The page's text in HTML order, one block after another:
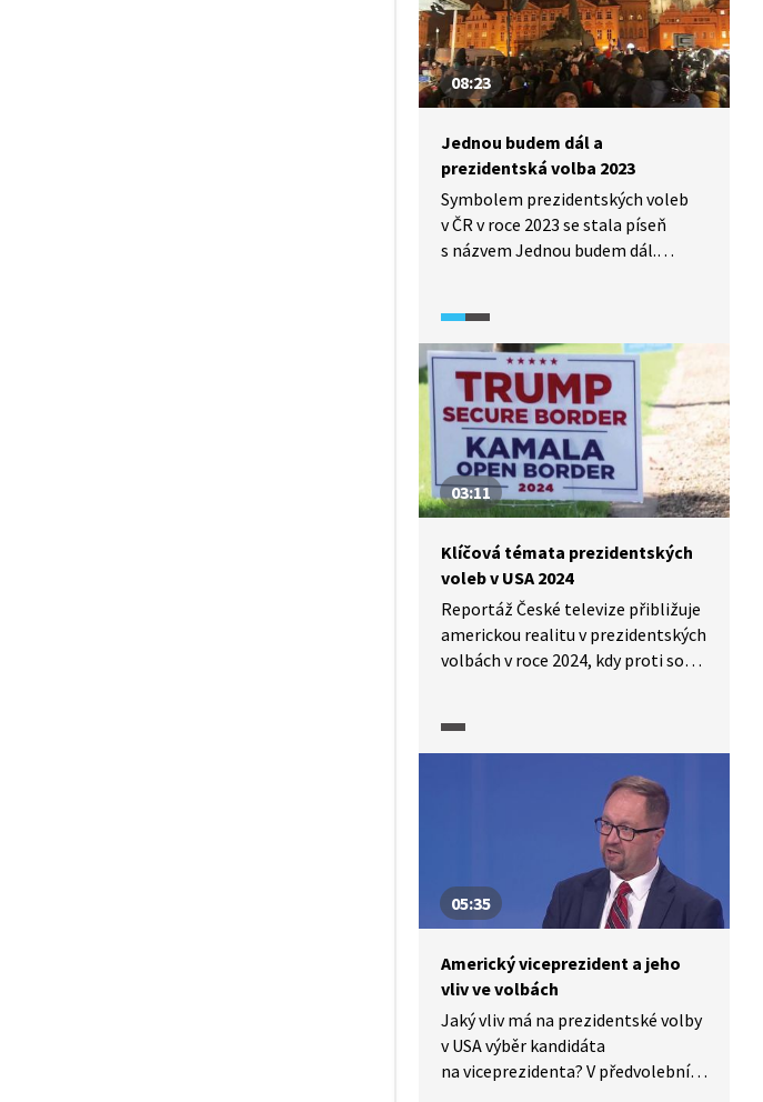
volební účast a jak se výsledky lišily
v jednotlivých krajích, okresech
i obcích.
08:23
Jednou budem dál a
prezidentská volba 2023
Symbolem prezidentských voleb
v ČR v roce 2023 se stala píseň
s názvem Jednou budem dál.
přináší zajímavosti, například že
kromě prezidentské volby 2023 je
spojována také s Václavem
Havlem, ale dokonce i s Georgem
Bushem. Proč si lidé tuto píseň
oblíbili? A co symbolizuje?
03:11
Klíčová témata prezidentských
voleb v USA 2024
Reportáž České televize přibližuje
americkou realitu v prezidentských
volbách v roce 2024, kdy proti sobě
Bohumil Vostal představuje
rozhodující. Například ekonomiku,
mezinárodní konflikty, umělé
přerušení těhotenství, bezpečnost
apod. Jednotlivá témata se stávají
součástí politické kampaně
a ovlivňují rozhodování voličů.
05:35
Americký viceprezident a jeho
vliv ve volbách
Jaký vliv má na prezidentské volby
v USA výběr kandidáta
na viceprezidenta? V předvolebním